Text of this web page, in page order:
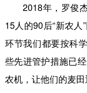
2018年，罗俊杰
15人的90后“新农人
环节我们都要按科
些先进管护措施已
农机，让他们的麦田